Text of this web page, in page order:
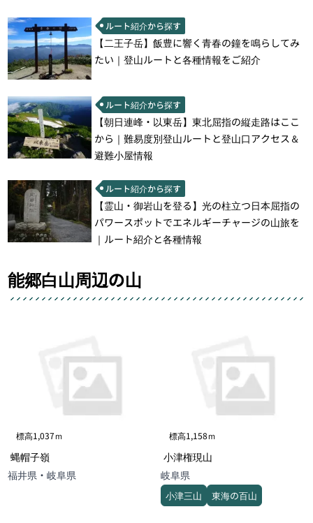
ルート紹介から探す
【二王子岳】飯豊に響く青春の鐘を鳴らしてみ
たい｜登山ルートと各種情報をご紹介
ルート紹介から探す
【朝日連峰・以東岳】東北屈指の縦走路はここ
から｜難易度別登山ルートと登山口アクセス＆
避難小屋情報
ルート紹介から探す
【霊山・御岩山を登る】光の柱立つ日本屈指の
パワースポットでエネルギーチャージの山旅を
｜ルート紹介と各種情報
能郷白山周辺の山
標高1,037ｍ
蝿帽子嶺
福井県・岐阜県
標高1,158ｍ
小津権現山
岐阜県
小津三山 東海の百山